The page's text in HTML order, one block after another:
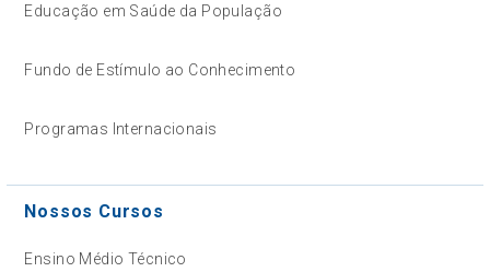
Educação em Saúde da População
Fundo de Estímulo ao Conhecimento
Programas Internacionais
Nossos Cursos
Ensino Médio Técnico